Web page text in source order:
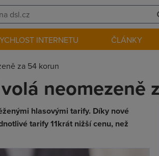
INTERNETU ČLÁNKY
za 54 korun
neomezeně
hlasovými tarify. Díky nové
tarify 11krát nižší cenu, než